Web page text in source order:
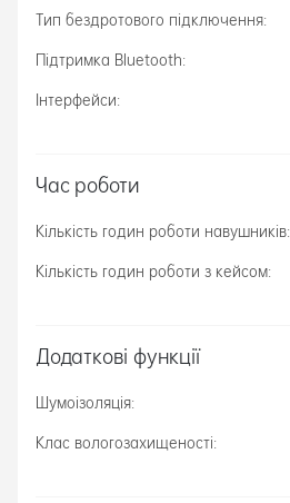
Тип бездротового підключення:
Підтримка Bluetooth:
Інтерфейси:
Час роботи
Кількість годин роботи навушників:
Кількість годин роботи з кейсом:
Додаткові функції
Шумоізоляція:
Клас вологозахищеності: